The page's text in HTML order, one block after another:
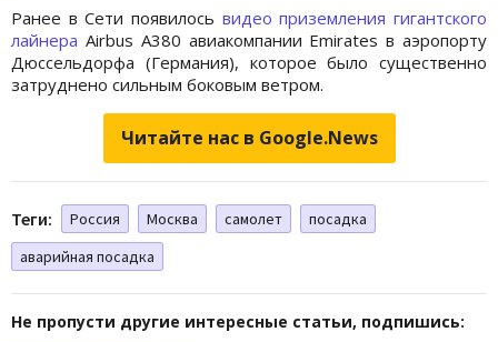
Ранее в Сети появилось видео приземления гигантского
лайнера Airbus A380 авиакомпании Emirates в аэропорту
Дюссельдорфа (Германия), которое было существенно
затруднено сильным боковым ветром.
Читайте нас в Google.News
Теги: Россия Москва самолет
посадка
аварийная посадка
Не пропусти другие интересные статьи, подпишись: